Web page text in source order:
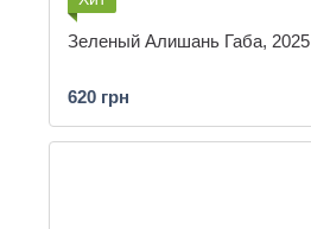
Зеленый Алишань Габа, 2025
620 грн